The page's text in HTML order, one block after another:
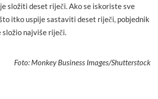
složiti deset riječi. Ako se iskoriste sve
itko uspije sastaviti deset riječi, pobjednik
složio najviše riječi.
Foto: Monkey Business Images/Shutterstock